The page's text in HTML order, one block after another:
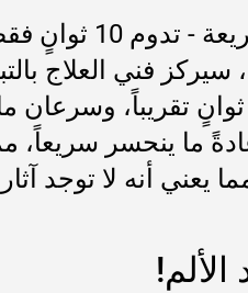
سيركز فني العلاج
ستشعر بنفحة تبريد شديدة
عادةً ما ينحسر
يعني أنه لا توجد